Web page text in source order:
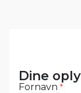
Dine
Fornavn *